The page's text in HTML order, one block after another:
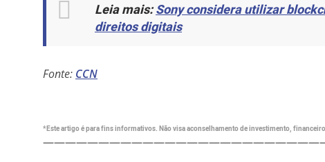
Leia mais:Sony considera utilizar
direitos digitais
Fonte: CCN
*Este artigo é para fins informativos. Não visa aconselhamento de investimento,